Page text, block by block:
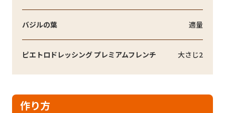
バジルの葉 適量
ピエトロドレッシング プレミアムフレンチ 大さじ2
作り方